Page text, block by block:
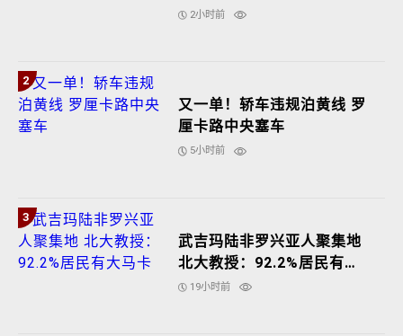
2小时前
2
又一单！轿车违规泊黄线 罗
厘卡路中央塞车
5小时前
3
武吉玛陆非罗兴亚人聚集地
北大教授：92.2%居民有大
马卡
19小时前